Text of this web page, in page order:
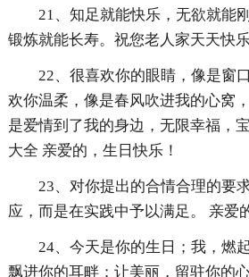
21、知足就能快乐，无欲就能
锻炼就能长寿。祝您老人家天天快乐
22、很喜欢你的眼睛，像是窗
欢你温柔，像是春风吹进我的心窝
是爱情到了我的身边，无限幸福，
大全 亲爱的，生日快乐！
23、对你提出的合情合理的要
应，而是在实践中予以满足。 亲爱
24、今天是你的生日；我，燃
飘进你的耳畔；让美丽，留驻你的